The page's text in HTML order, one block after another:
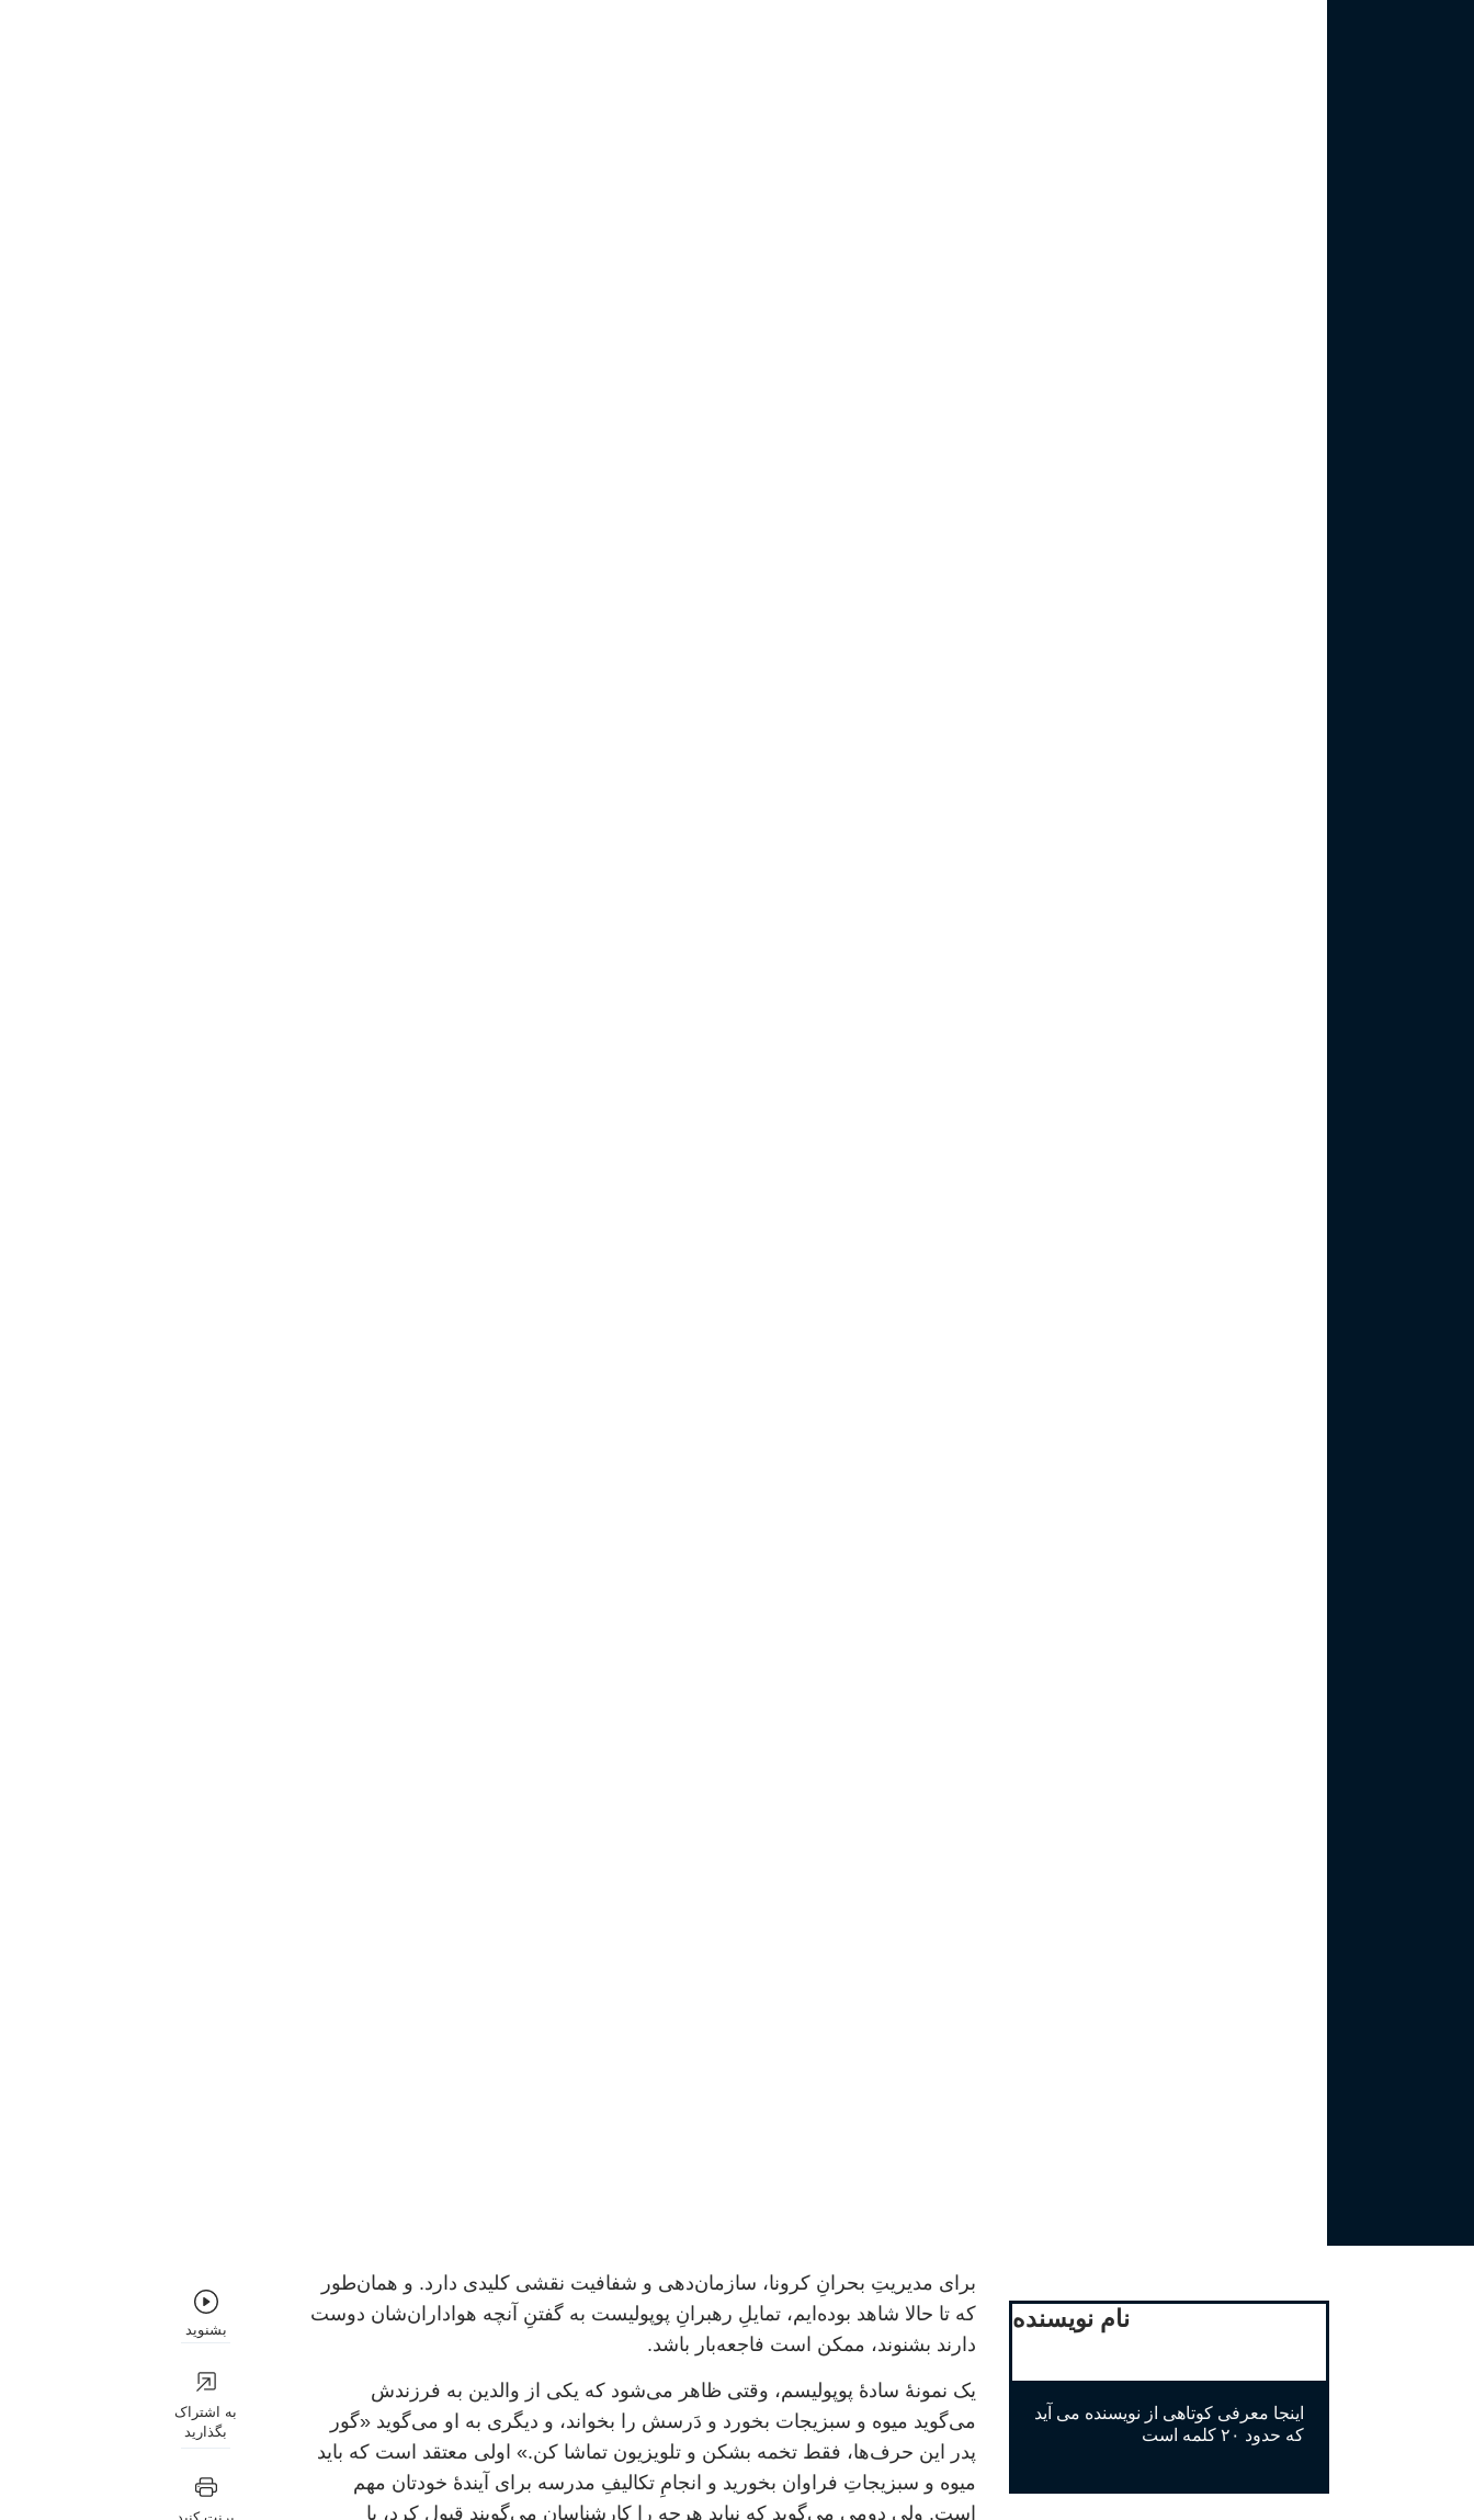
نام نویسنده
اینجا معرفی کوتاهی از نویسنده می آید
که حدود ۲۰ کلمه است
برای مدیریتِ بحرانِ کرونا، سازمان‌دهی و شفافیت نقشی کلیدی دارد. و همان‌طور
که تا حالا شاهد بوده‌ایم، تمایلِ رهبرانِ پوپولیست به گفتنِ آنچه هواداران‌شان دوست
دارند بشنوند، ممکن است فاجعه‌بار باشد.
یک نمونۀ سادۀ پوپولیسم، وقتی ظاهر می‌شود که یکی از والدین به فرزندش
می‌گوید میوه و سبزیجات بخورد و دَرسش را بخواند، و دیگری به او می‌گوید «گور
پدر این حرف‌ها، فقط تخمه بشکن و تلویزیون تماشا کن.» اولی معتقد است که باید
میوه و سبزیجاتِ فراوان بخورید و انجامِ تکالیفِ مدرسه برای آیندۀ خودتان مهم
است. ولی دومی می‌گوید که نباید هرچه را کارشناسان می‌گویند قبول کرد، یا
بشنوید
به اشتراک
بگذارید